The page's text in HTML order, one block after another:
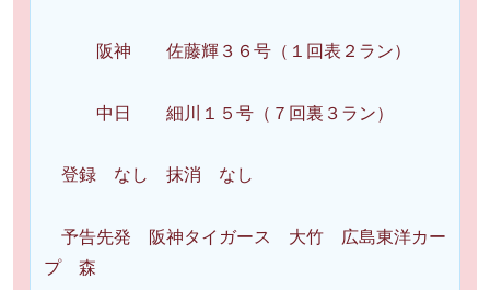
阪神 佐藤輝３６号（１回表２ラン）
中日 細川１５号（７回裏３ラン）
登録 なし 抹消 なし
予告先発 阪神タイガース 大竹 広島東洋カー
プ 森